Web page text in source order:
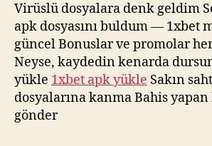
Virüslü dosyalara denk geldim
apk dosyasını buldum — 1xbet
güncel Bonuslar ve promolar
Neyse, kaydedin kenarda
yükle 1xbet apk yükle Sakın
dosyalarına kanma Bahis yapan
gönder